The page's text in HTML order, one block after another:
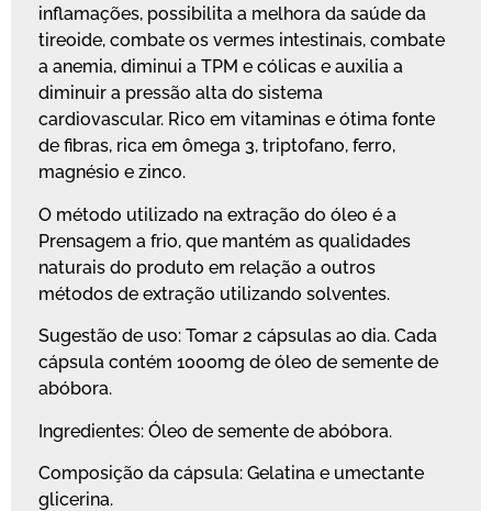
inflamações, possibilita a melhora da saúde da
tireoide, combate os vermes intestinais, combate
a anemia, diminui a TPM e cólicas e auxilia a
diminuir a pressão alta do sistema
cardiovascular. Rico em vitaminas e ótima fonte
de fibras, rica em ômega 3, triptofano, ferro,
magnésio e zinco.
O método utilizado na extração do óleo é a
Prensagem a frio, que mantém as qualidades
naturais do produto em relação a outros
métodos de extração utilizando solventes.
Sugestão de uso: Tomar 2 cápsulas ao dia. Cada
cápsula contém 1000mg de óleo de semente de
abóbora.
Ingredientes: Óleo de semente de abóbora.
Composição da cápsula: Gelatina e umectante
glicerina.